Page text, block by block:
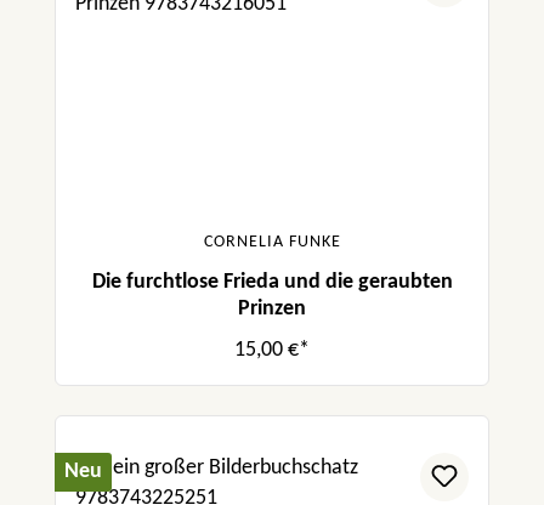
CORNELIA FUNKE
Die furchtlose Frieda und die geraubten
Prinzen
15,00 €*
Neu